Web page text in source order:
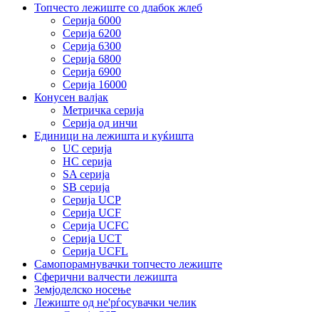
Топчесто лежиште со длабок жлеб
Серија 6000
Серија 6200
Серија 6300
Серија 6800
Серија 6900
Серија 16000
Конусен валјак
Метричка серија
Серија од инчи
Единици на лежишта и куќишта
UC серија
HC серија
SA серија
SB серија
Серија UCP
Серија UCF
Серија UCFC
Серија UCT
Серија UCFL
Самопорамнувачки топчесто лежиште
Сферични валчести лежишта
Земјоделско носење
Лежиште од не'рѓосувачки челик